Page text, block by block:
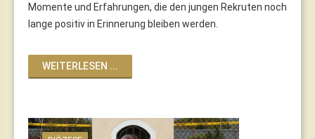
Momente und Erfahrungen, die den jungen Rekruten noch
lange positiv in Erinnerung bleiben werden.
WEITERLESEN ...